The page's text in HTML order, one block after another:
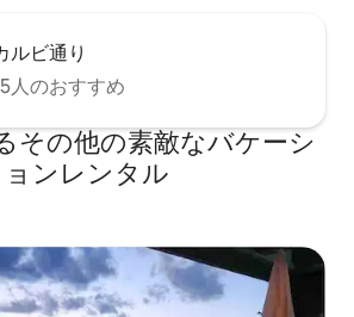
ルビ通り
人のおすすめ
その他の素敵なバケーシ
ョンレンタル